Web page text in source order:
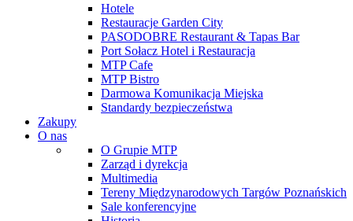
Hotele
Restauracje Garden City
PASODOBRE Restaurant & Tapas Bar
Port Sołacz Hotel i Restauracja
MTP Cafe
MTP Bistro
Darmowa Komunikacja Miejska
Standardy bezpieczeństwa
Zakupy
O nas
O Grupie MTP
Zarząd i dyrekcja
Multimedia
Tereny Międzynarodowych Targów Poznańskich
Sale konferencyjne